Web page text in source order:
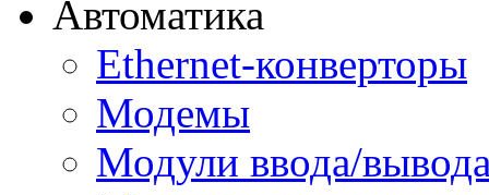
Автоматика
Ethernet-конверторы
Модемы
Модули ввода/